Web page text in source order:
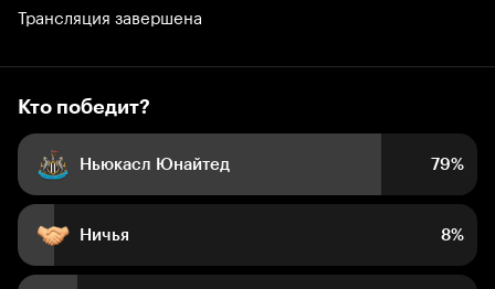
Трансляция завершена
Кто победит?
Ньюкасл Юнайтед 79%
Ничья 8%